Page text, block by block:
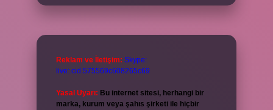
Reklam ve İletişim: Skype:
live:.cid.575569c608265c69
Yasal Uyarı: Bu internet sitesi, herhangi bir
marka, kurum veya şahıs şirketi ile hiçbir